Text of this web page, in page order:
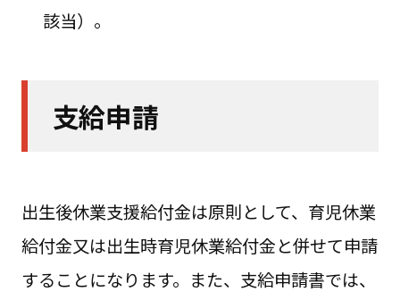
該当）。
支給申請
出生後休業支援給付金は原則として、育児休業
給付金又は出生時育児休業給付金と併せて申請
することになります。また、支給申請書では、